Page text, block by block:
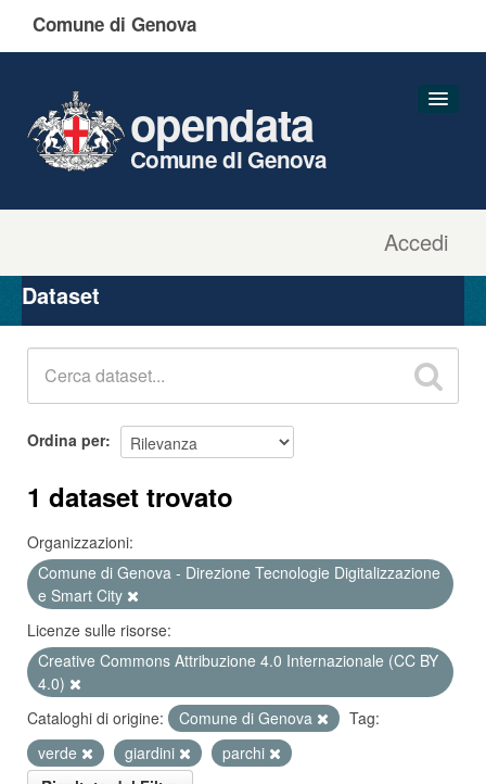
Comune di Genova
Accedi
opendata
Comune di Genova
Organizzazioni
Gruppi
Dataset
Ordina per
1 dataset trovato
Organizzazioni:
Comune di Genova - Direzione Tecnologie Digitalizzazione
e Smart City
Licenze sulle risorse:
Creative Commons Attribuzione 4.0 Internazionale (CC BY
4.0)
Cataloghi di origine:
Comune di Genova
Tag:
verde
giardini
parchi